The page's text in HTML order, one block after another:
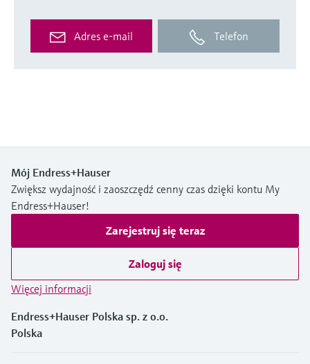
Adres e-mail Telefon
Mój Endress+Hauser
Zwiększ wydajność i zaoszczędź cenny czas dzięki kontu My
Endress+Hauser!
Zarejestruj się teraz
Zaloguj się
Więcej informacji
Endress+Hauser Polska sp. z o.o.
Polska